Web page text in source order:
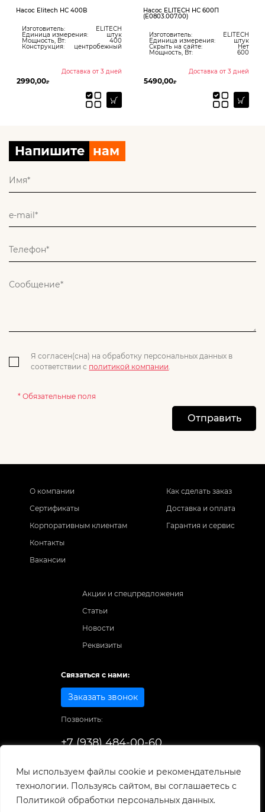
Мы используем файлы cookie и рекомендательные
технологии. Пользуясь сайтом, вы соглашаетесь с
Политикой обработки персональных данных.
Насос Elitech НС 400В
Изготовитель: ELITECH
Единица измерения: штук
Мощность, Вт: 400
Конструкция: центробежный
Доставка от 3 дней
2990,00₽
Насос ELITECH НС 600П
(E0803.007.00)
Изготовитель: ELITECH
Единица измерения: штук
Скрыть на сайте: Нет
Мощность, Вт: 600
Доставка от 3 дней
5490,00₽
Напишите нам
Я согласен(сна) на обработку персональных данных в
соответствии с политикой компании.
* Обязательные поля
Отправить
О компании
Сертификаты
Корпоративным клиентам
Контакты
Вакансии
Как сделать заказ
Доставка и оплата
Гарантия и сервис
Акции и спецпредложения
Статьи
Новости
Реквизиты
Связаться с нами:
Заказать звонок
Позвонить:
+7 (938) 484-00-60
© 1998-2025